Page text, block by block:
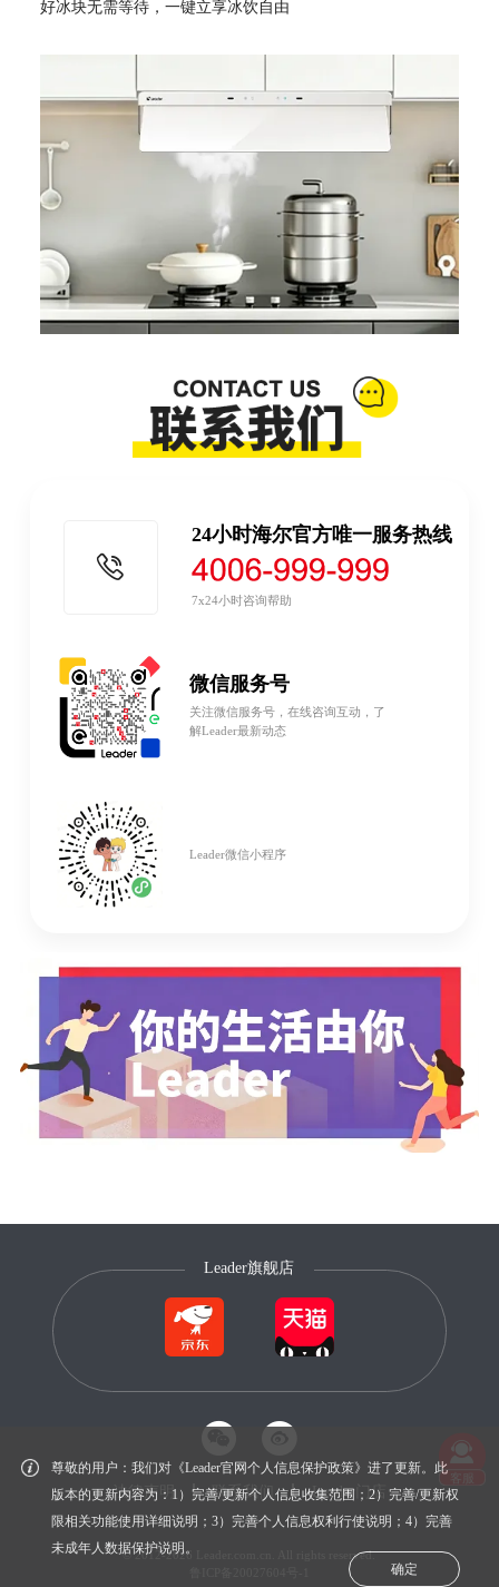
好冰块无需等待，一键立享冰饮自由
24小时海尔官方唯一服务热线
7x24小时咨询帮助
微信服务号
关注微信服务号，在线咨询互动，了
解Leader最新动态
Leader微信小程序
尊敬的用户：我们对《Leader官网个人信息保护政策》进了更新。此
版本的更新内容为：1）完善/更新个人信息收集范围；2）完善/更新权
限相关功能使用详细说明；3）完善个人信息权利行使说明；4）完善
未成年人数据保护说明。
确定
Leader旗舰店
法律声明 联系我们 Leader门店
© 2012-2026 Leader.com.cn. All rights reserved.
客服